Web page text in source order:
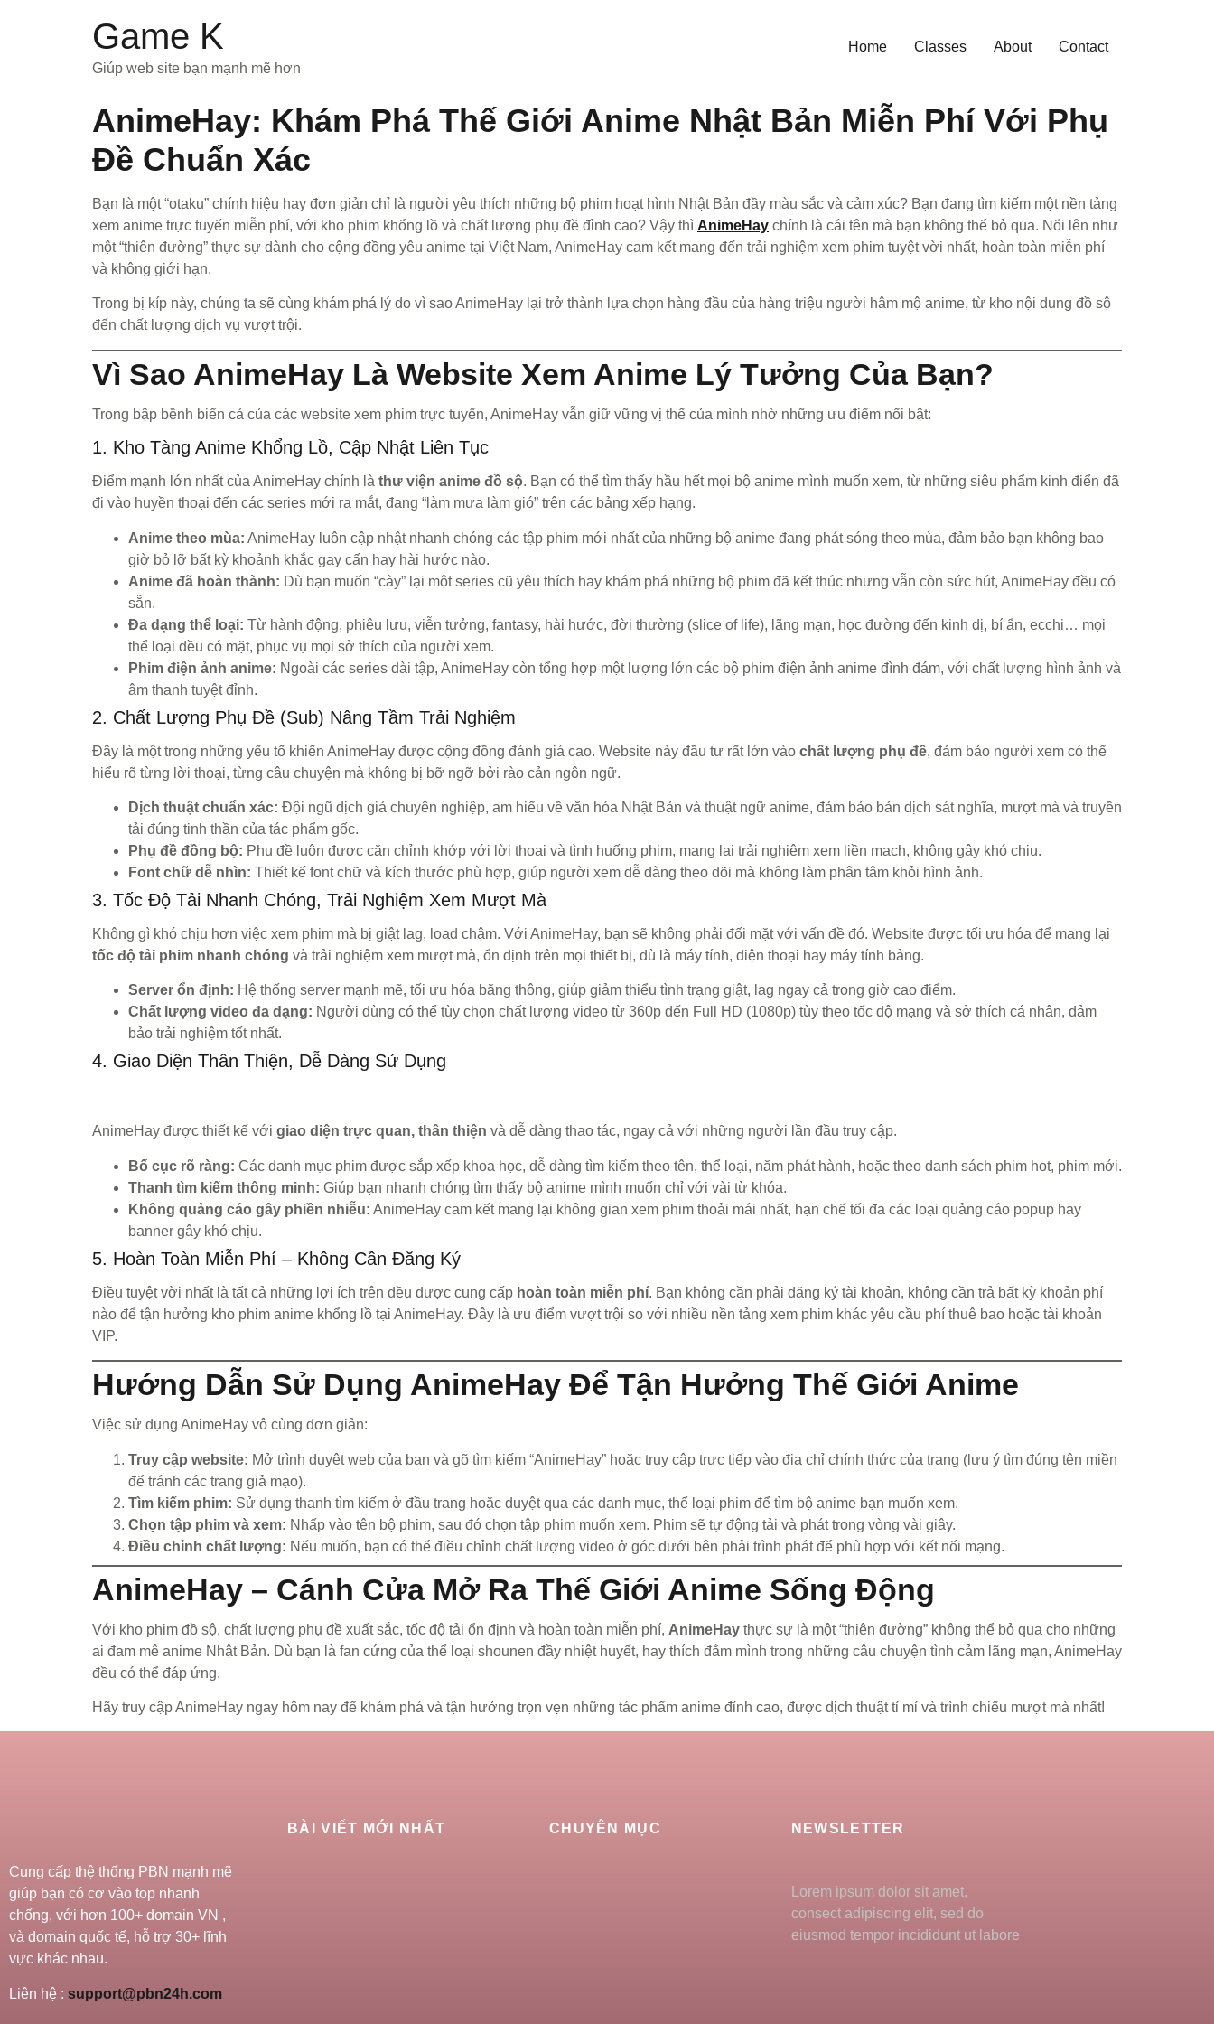
Game K
Giúp web site bạn mạnh mẽ hơn
Home Classes About Contact
AnimeHay: Khám Phá Thế Giới Anime Nhật Bản Miễn Phí Với Phụ
Đề Chuẩn Xác
Bạn là một “otaku” chính hiệu hay đơn giản chỉ là người yêu thích những bộ phim hoạt hình Nhật Bản đầy màu sắc và cảm xúc? Bạn đang tìm kiếm một nền tảng
xem anime trực tuyến miễn phí, với kho phim khổng lồ và chất lượng phụ đề đỉnh cao? Vậy thì AnimeHay chính là cái tên mà bạn không thể bỏ qua. Nổi lên như
một “thiên đường” thực sự dành cho cộng đồng yêu anime tại Việt Nam, AnimeHay cam kết mang đến trải nghiệm xem phim tuyệt vời nhất, hoàn toàn miễn phí
và không giới hạn.
Trong bị kíp này, chúng ta sẽ cùng khám phá lý do vì sao AnimeHay lại trở thành lựa chọn hàng đầu của hàng triệu người hâm mộ anime, từ kho nội dung đồ sộ
đến chất lượng dịch vụ vượt trội.
Vì Sao AnimeHay Là Website Xem Anime Lý Tưởng Của Bạn?
Trong bập bềnh biển cả của các website xem phim trực tuyến, AnimeHay vẫn giữ vững vị thế của mình nhờ những ưu điểm nổi bật:
1. Kho Tàng Anime Khổng Lồ, Cập Nhật Liên Tục
Điểm mạnh lớn nhất của AnimeHay chính là thư viện anime đồ sộ. Bạn có thể tìm thấy hầu hết mọi bộ anime mình muốn xem, từ những siêu phẩm kinh điển đã
đi vào huyền thoại đến các series mới ra mắt, đang “làm mưa làm gió” trên các bảng xếp hạng.
Anime theo mùa: AnimeHay luôn cập nhật nhanh chóng các tập phim mới nhất của những bộ anime đang phát sóng theo mùa, đảm bảo bạn không bao
giờ bỏ lỡ bất kỳ khoảnh khắc gay cấn hay hài hước nào.
Anime đã hoàn thành: Dù bạn muốn “cày” lại một series cũ yêu thích hay khám phá những bộ phim đã kết thúc nhưng vẫn còn sức hút, AnimeHay đều có
sẵn.
Đa dạng thể loại: Từ hành động, phiêu lưu, viễn tưởng, fantasy, hài hước, đời thường (slice of life), lãng mạn, học đường đến kinh dị, bí ẩn, ecchi… mọi
thể loại đều có mặt, phục vụ mọi sở thích của người xem.
Phim điện ảnh anime: Ngoài các series dài tập, AnimeHay còn tổng hợp một lượng lớn các bộ phim điện ảnh anime đình đám, với chất lượng hình ảnh và
âm thanh tuyệt đỉnh.
2. Chất Lượng Phụ Đề (Sub) Nâng Tầm Trải Nghiệm
Đây là một trong những yếu tố khiến AnimeHay được cộng đồng đánh giá cao. Website này đầu tư rất lớn vào chất lượng phụ đề, đảm bảo người xem có thể
hiểu rõ từng lời thoại, từng câu chuyện mà không bị bỡ ngỡ bởi rào cản ngôn ngữ.
Dịch thuật chuẩn xác: Đội ngũ dịch giả chuyên nghiệp, am hiểu về văn hóa Nhật Bản và thuật ngữ anime, đảm bảo bản dịch sát nghĩa, mượt mà và truyền
tải đúng tinh thần của tác phẩm gốc.
Phụ đề đồng bộ: Phụ đề luôn được căn chỉnh khớp với lời thoại và tình huống phim, mang lại trải nghiệm xem liền mạch, không gây khó chịu.
Font chữ dễ nhìn: Thiết kế font chữ và kích thước phù hợp, giúp người xem dễ dàng theo dõi mà không làm phân tâm khỏi hình ảnh.
3. Tốc Độ Tải Nhanh Chóng, Trải Nghiệm Xem Mượt Mà
Không gì khó chịu hơn việc xem phim mà bị giật lag, load chậm. Với AnimeHay, bạn sẽ không phải đối mặt với vấn đề đó. Website được tối ưu hóa để mang lại
tốc độ tải phim nhanh chóng và trải nghiệm xem mượt mà, ổn định trên mọi thiết bị, dù là máy tính, điện thoại hay máy tính bảng.
Server ổn định: Hệ thống server mạnh mẽ, tối ưu hóa băng thông, giúp giảm thiểu tình trạng giật, lag ngay cả trong giờ cao điểm.
Chất lượng video đa dạng: Người dùng có thể tùy chọn chất lượng video từ 360p đến Full HD (1080p) tùy theo tốc độ mạng và sở thích cá nhân, đảm
bảo trải nghiệm tốt nhất.
4. Giao Diện Thân Thiện, Dễ Dàng Sử Dụng
AnimeHay được thiết kế với giao diện trực quan, thân thiện và dễ dàng thao tác, ngay cả với những người lần đầu truy cập.
Bố cục rõ ràng: Các danh mục phim được sắp xếp khoa học, dễ dàng tìm kiếm theo tên, thể loại, năm phát hành, hoặc theo danh sách phim hot, phim mới.
Thanh tìm kiếm thông minh: Giúp bạn nhanh chóng tìm thấy bộ anime mình muốn chỉ với vài từ khóa.
Không quảng cáo gây phiền nhiễu: AnimeHay cam kết mang lại không gian xem phim thoải mái nhất, hạn chế tối đa các loại quảng cáo popup hay
banner gây khó chịu.
5. Hoàn Toàn Miễn Phí – Không Cần Đăng Ký
Điều tuyệt vời nhất là tất cả những lợi ích trên đều được cung cấp hoàn toàn miễn phí. Bạn không cần phải đăng ký tài khoản, không cần trả bất kỳ khoản phí
nào để tận hưởng kho phim anime khổng lồ tại AnimeHay. Đây là ưu điểm vượt trội so với nhiều nền tảng xem phim khác yêu cầu phí thuê bao hoặc tài khoản
VIP.
Hướng Dẫn Sử Dụng AnimeHay Để Tận Hưởng Thế Giới Anime
Việc sử dụng AnimeHay vô cùng đơn giản:
Truy cập website: Mở trình duyệt web của bạn và gõ tìm kiếm “AnimeHay” hoặc truy cập trực tiếp vào địa chỉ chính thức của trang (lưu ý tìm đúng tên miền
để tránh các trang giả mạo).
Tìm kiếm phim: Sử dụng thanh tìm kiếm ở đầu trang hoặc duyệt qua các danh mục, thể loại phim để tìm bộ anime bạn muốn xem.
Chọn tập phim và xem: Nhấp vào tên bộ phim, sau đó chọn tập phim muốn xem. Phim sẽ tự động tải và phát trong vòng vài giây.
Điều chỉnh chất lượng: Nếu muốn, bạn có thể điều chỉnh chất lượng video ở góc dưới bên phải trình phát để phù hợp với kết nối mạng.
AnimeHay – Cánh Cửa Mở Ra Thế Giới Anime Sống Động
Với kho phim đồ sộ, chất lượng phụ đề xuất sắc, tốc độ tải ổn định và hoàn toàn miễn phí, AnimeHay thực sự là một “thiên đường” không thể bỏ qua cho những
ai đam mê anime Nhật Bản. Dù bạn là fan cứng của thể loại shounen đầy nhiệt huyết, hay thích đắm mình trong những câu chuyện tình cảm lãng mạn, AnimeHay
đều có thể đáp ứng.
Hãy truy cập AnimeHay ngay hôm nay để khám phá và tận hưởng trọn vẹn những tác phẩm anime đỉnh cao, được dịch thuật tỉ mỉ và trình chiếu mượt mà nhất!
Cung cấp thệ thống PBN mạnh mẽ
giúp bạn có cơ vào top nhanh
chống, với hơn 100+ domain VN ,
và domain quốc tế, hỗ trợ 30+ lĩnh
vực khác nhau.
Liên hệ : support@pbn24h.com
BÀI VIẾT MỚI NHẤT CHUYÊN MỤC NEWSLETTER
Lorem ipsum dolor sit amet,
consect adipiscing elit, sed do
eiusmod tempor incididunt ut labore